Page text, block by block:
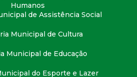
Humanos
de Assistência Social
Municipal de Cultura
Municipal de Educação
do Esporte e Lazer